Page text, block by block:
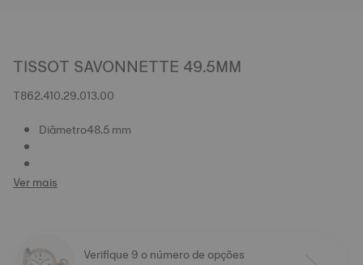
TISSOT SAVONNETTE 49.5MM
T862.410.29.013.00
Diâmetro48.5 mm
Ver mais
Verifique 9 o número de opções